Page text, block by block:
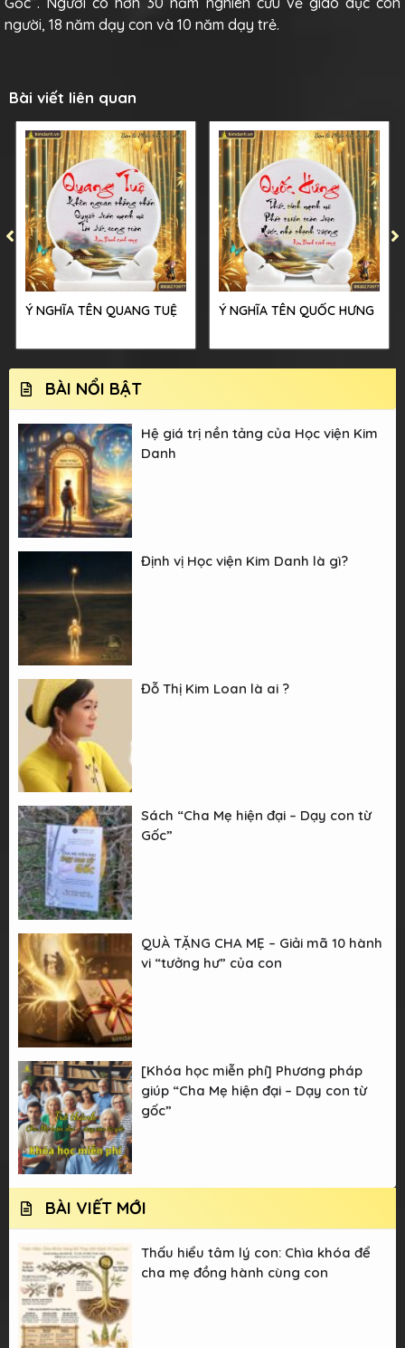
người, 18 năm dạy con và 10 năm dạy trẻ.
Bài viết liên quan
Ý NGHĨA TÊN QUANG TUỆ Ý NGHĨA TÊN QUỐC HƯNG
BÀI NỔI BẬT
Hệ giá trị nền tảng của Học viện Kim
Danh
Định vị Học viện Kim Danh là gì?
Đỗ Thị Kim Loan là ai ?
Sách “Cha Mẹ hiện đại – Dạy con từ
Gốc”
QUÀ TẶNG CHA MẸ – Giải mã 10 hành
vi “tưởng hư” của con
[Khóa học miễn phí] Phương pháp
giúp “Cha Mẹ hiện đại – Dạy con từ
gốc”
BÀI VIẾT MỚI
Thấu hiểu tâm lý con: Chìa khóa để
cha mẹ đồng hành cùng con